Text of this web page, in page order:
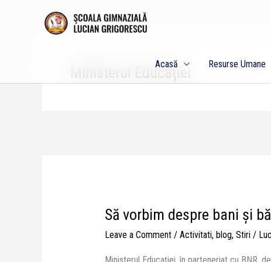
Acasă Resurse Umane
Ministerul Educației
Să vorbim despre bani și
Leave a Comment / Activitati, blog, Stiri/
Să
despre
bani